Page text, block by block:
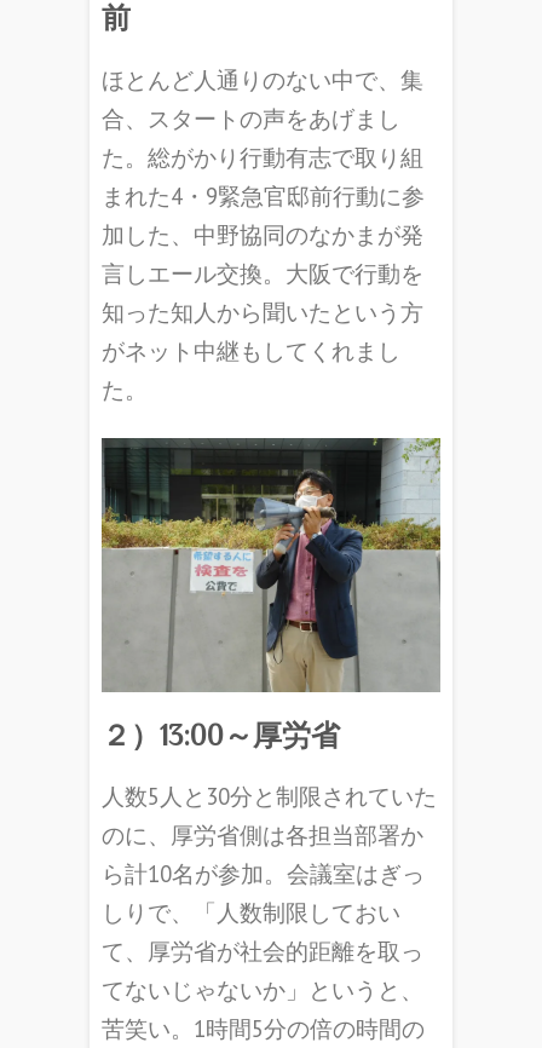
前
ほとんど人通りのない中で、集
合、スタートの声をあげまし
た。総がかり行動有志で取り組
まれた4・9緊急官邸前行動に参
加した、中野協同のなかまが発
言しエール交換。大阪で行動を
知った知人から聞いたという方
がネット中継もしてくれまし
た。
２）13:00～厚労省
人数5人と30分と制限されていた
のに、厚労省側は各担当部署か
ら計10名が参加。会議室はぎっ
しりで、「人数制限しておい
て、厚労省が社会的距離を取っ
てないじゃないか」というと、
苦笑い。1時間5分の倍の時間の